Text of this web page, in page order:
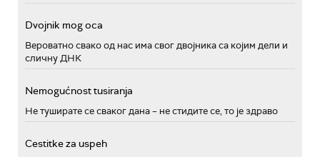
Dvojnik mog oca
Вероватно свако од нас има свог двојника са којим дели и
сличну ДНК
Nemogućnost tusiranja
Не туширате се сваког дана – не стидите се, то је здраво
Cestitke za uspeh